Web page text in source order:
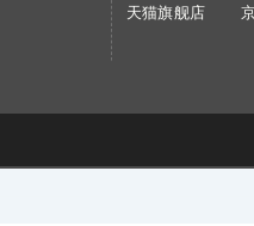
天猫旗舰店